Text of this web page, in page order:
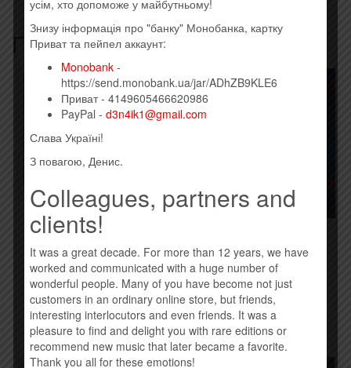
Похожие товары
MAD HEADS – 8 (2015)
Купить
190,00грн.
Купить
усім, хто допоможе у майбутньому!
Знизу інформація про "банку" Монобанка, картку
Приват та пейпел аккаунт:
Monobank -
https://send.monobank.ua/jar/ADhZB9KLE6
Приват - 4149605466620986
PayPal - d3n4ik1@gmail.com
Слава Україні!
З повагою, Денис.
Colleagues, partners and
clients!
It was a great decade. For more than 12 years, we have
worked and communicated with a huge number of
wonderful people. Many of you have become not just
customers in an ordinary online store, but friends,
interesting interlocutors and even friends. It was a
pleasure to find and delight you with rare editions or
recommend new music that later became a favorite.
Thank you all for these emotions!